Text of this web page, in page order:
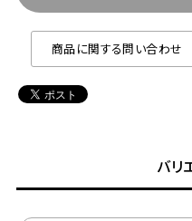
商品に関する問い合わせ
バリ